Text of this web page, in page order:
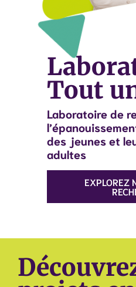
Tout
Laboratoire de
des jeunes et
adultes
EXPLOREZ